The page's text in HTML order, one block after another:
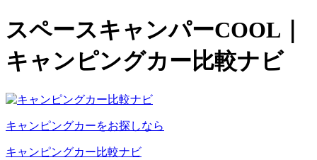
スペースキャンパーCOOL｜
キャンピングカー比較ナビ
キャンピングカーをお探しなら
キャンピングカー比較ナビ